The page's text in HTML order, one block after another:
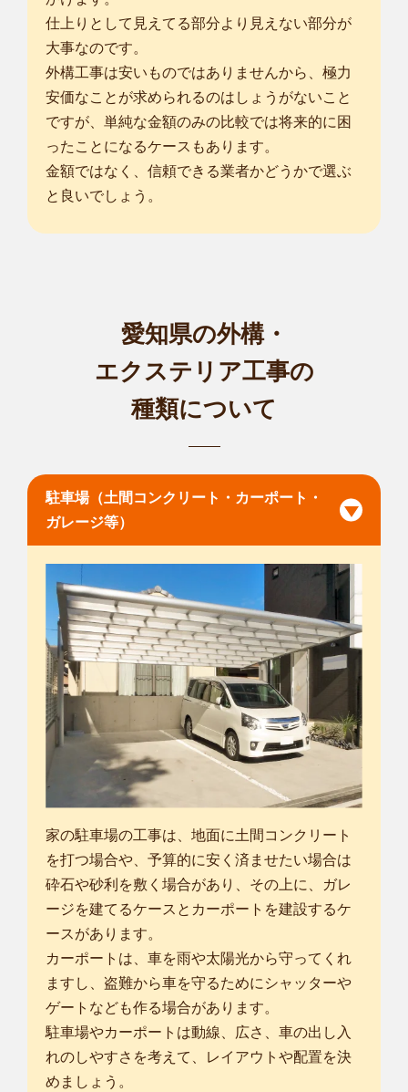
仕上りとして見えてる部分より見えない部分が
大事なのです。
外構工事は安いものではありませんから、極力
安価なことが求められるのはしょうがないこと
ですが、単純な金額のみの比較では将来的に困
ったことになるケースもあります。
金額ではなく、信頼できる業者かどうかで選ぶ
と良いでしょう。
愛知県の外構・
エクステリア工事の
種類について
駐車場（土間コンクリート・カーポート・
ガレージ等）
家の駐車場の工事は、地面に土間コンクリート
を打つ場合や、予算的に安く済ませたい場合は
砕石や砂利を敷く場合があり、その上に、ガレ
ージを建てるケースとカーポートを建設するケ
ースがあります。
カーポートは、車を雨や太陽光から守ってくれ
ますし、盗難から車を守るためにシャッターや
ゲートなども作る場合があります。
駐車場やカーポートは動線、広さ、車の出し入
れのしやすさを考えて、レイアウトや配置を決
めましょう。